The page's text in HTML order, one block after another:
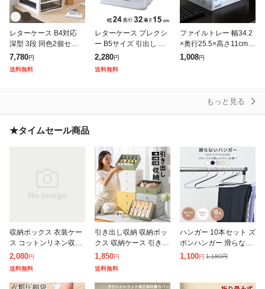
レターケース B4対応
深型 3段 同色2個セット
アプロス 幅32.3×奥行4
0.6×高さ31.1cm ( 書類
収納ケース
7,780円
送料無料
レターケース プレクシ
ー B5サイズ 引出し 収
納 SS 幅24×奥行32×高
さ15cm ( 小物ケース 収
納ケース 収納ボック
2,280円
送料無料
ファイルトレー 幅34.2
×奥行25.5×高さ11cm A
4 横 レタートレー 収納
1,008円
もっと見る
★タイムセール商品
収納ボックス 衣装ケー
ス コットンリネン収納
ボックス 大容量 中身が
見える窓付き 折りたた
み 積み重ね クローゼッ
ト 押入れ 洋
2,080円
送料無料
引き出し収納 収納ボッ
クス 収納ケース 引き出
し ボックス 整理整頓
衣類収納 デスクトップ
収納 省スペース 組み合
わ収納 小物
1,850円
送料無料
ハンガー 10本セット ズ
ボンハンガー 滑らない
ハンガー スラックスハ
濯 パン
1,100円 1,180円